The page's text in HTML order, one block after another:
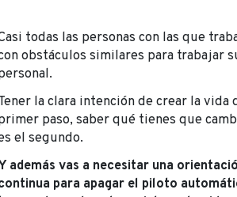
todas las personas con las que
obstáculos similares para trabajar
la clara intención de crear la vida
paso, saber qué tienes que
el segundo.
además vas a necesitar una
para apagar el piloto